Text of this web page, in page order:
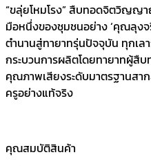
“ขลุ่ยโหมโรง” สืบทอดจิตวิญญ
มือหนึ่งของชุมชนอย่าง ‘คุณลุง
ตำนานสู่ทายาทรุ่นปัจจุบัน ทุกเ
กระบวนการผลิตโดยทายาทผู้สื
คุณภาพเสียงระดับมาตรฐานสา
ครูอย่างแท้จริง
คุณสมบัติสินค้า